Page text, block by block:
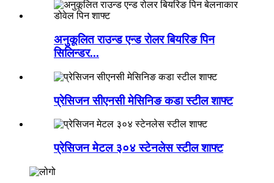
अनुकूलित राउन्ड एन्ड रोलर बियरिङ पिन
सिलिन्डर...
प्रेसिजन सीएनसी मेसिनिङ कडा स्टील शाफ्ट
प्रेसिजन मेटल ३०४ स्टेनलेस स्टील शाफ्ट